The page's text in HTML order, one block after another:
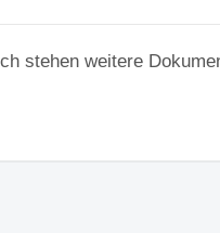
stehen weitere